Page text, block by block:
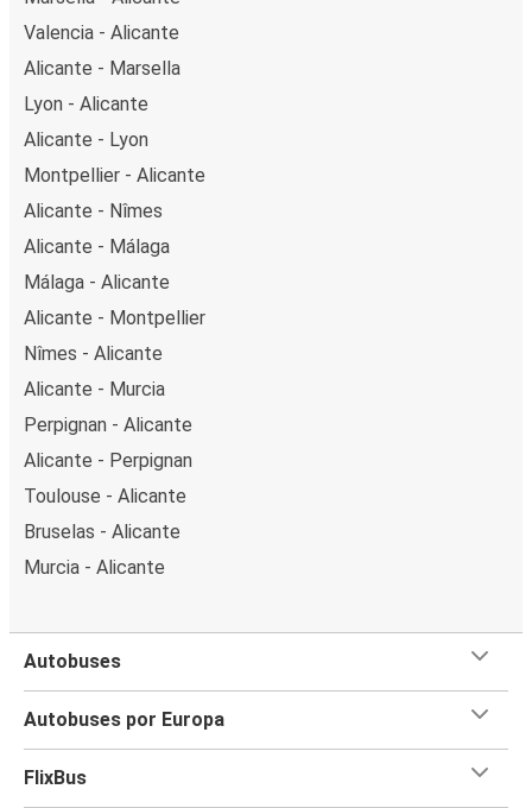
Valencia - Alicante
Alicante - Marsella
Lyon - Alicante
Alicante - Lyon
Montpellier - Alicante
Alicante - Nîmes
Alicante - Málaga
Málaga - Alicante
Alicante - Montpellier
Nîmes - Alicante
Alicante - Murcia
Perpignan - Alicante
Alicante - Perpignan
Toulouse - Alicante
Bruselas - Alicante
Murcia - Alicante
Autobuses
Autobuses por Europa
FlixBus